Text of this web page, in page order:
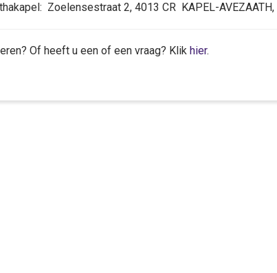
Zoelensestraat 2, 4013 CR KAPEL-AVEZAATH,
Of heeft u een of een vraag? Klik hier.